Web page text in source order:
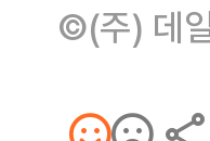
©(주) 데